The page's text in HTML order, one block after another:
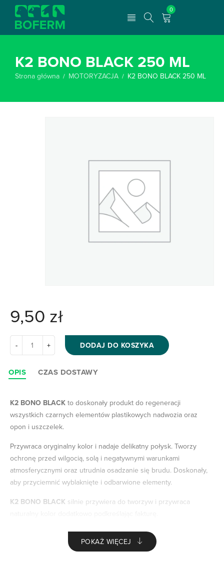
0
K2 BONO BLACK 250 ML
Strona główna / MOTORYZACJA / K2 BONO BLACK 250 ML
9,50 zł
DODAJ DO KOSZYKA
OPIS CZAS DOSTAWY
K2 BONO BLACK to doskonały produkt do regeneracji
wszystkich czarnych elementów plastikowych nadwozia oraz
opon i uszczelek.
Przywraca oryginalny kolor i nadaje delikatny połysk. Tworzy
ochronę przed wilgocią, solą i negatywnymi warunkami
atmosferycznymi oraz utrudnia osadzanie się brudu. Doskonały,
aby przyciemnić wyblaknięte i odbarwione elementy.
K2 BONO BLACK silnie przywiera do tworzyw i przywraca
Efekt widocznie odżywionych i kontrastujących plastików
POKAŻ WIĘCEJ